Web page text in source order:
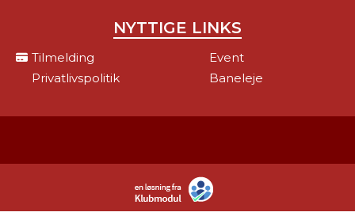
NYTTIGE LINKS
Tilmelding
Event
Privatlivspolitik
Baneleje